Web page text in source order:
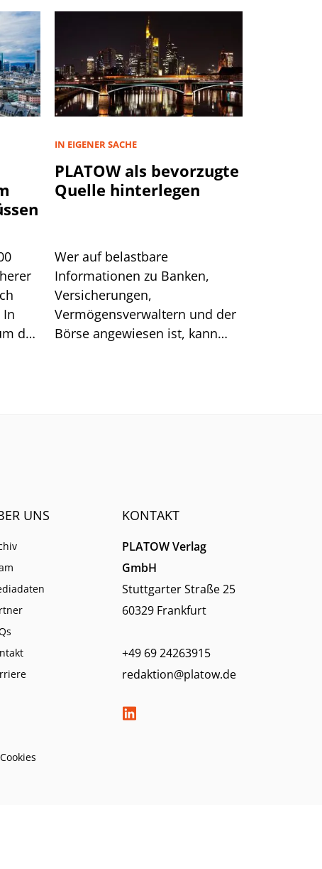
In
das
IN EIGENER SACHE
PLATOW als bevorzugte
Quelle hinterlegen
Wer auf belastbare
Informationen zu Banken,
Versicherungen,
Vermögensverwaltern und der
Börse angewiesen ist, kann
UNS KONTAKT
PLATOW Verlag
GmbH
Stuttgarter Straße 25
60329 Frankfurt
+49 69 24263915
redaktion@platow.de
Cookies